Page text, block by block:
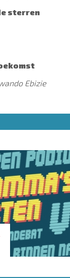
sterren
Ebizie